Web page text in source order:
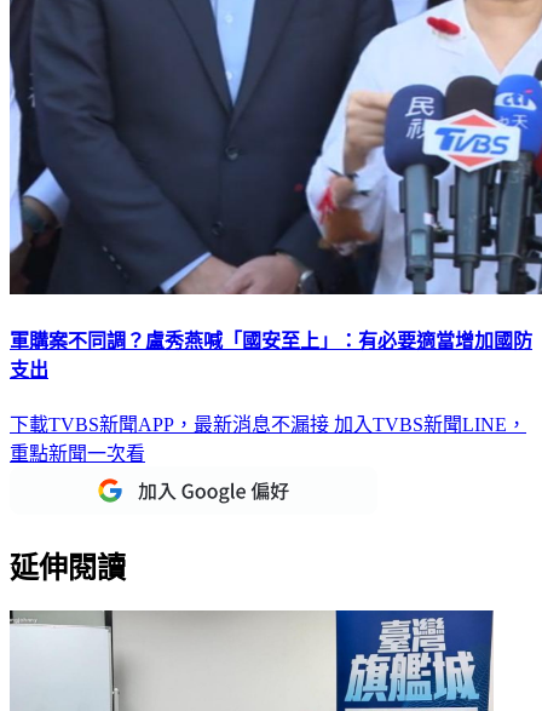
軍購案不同調？盧秀燕喊「國安至上」：有必要適當增加國防
支出
下載TVBS新聞APP，最新消息不漏接 加入TVBS新聞LINE，
重點新聞一次看
延伸閱讀